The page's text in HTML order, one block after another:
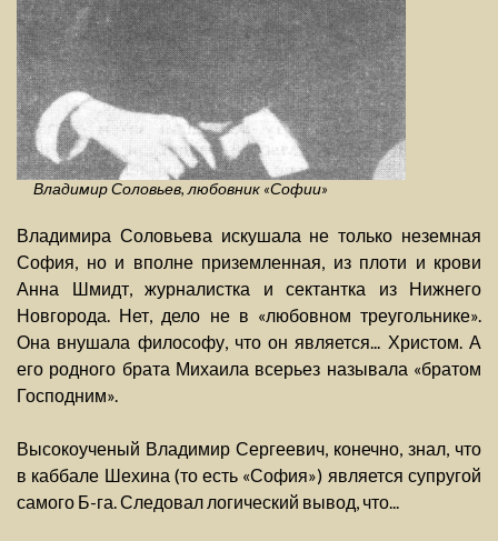
Владимир Соловьев, любовник «Софии»
Владимира Соловьева искушала не только неземная
София, но и вполне приземленная, из плоти и крови
Анна Шмидт, журналистка и сектантка из Нижнего
Новгорода. Нет, дело не в «любовном треугольнике».
Она внушала философу, что он является... Христом. А
его родного брата Михаила всерьез называла «братом
Господним».
Высокоученый Владимир Сергеевич, конечно, знал, что
в каббале Шехина (то есть «София») является супругой
самого Б-га. Следовал логический вывод, что...